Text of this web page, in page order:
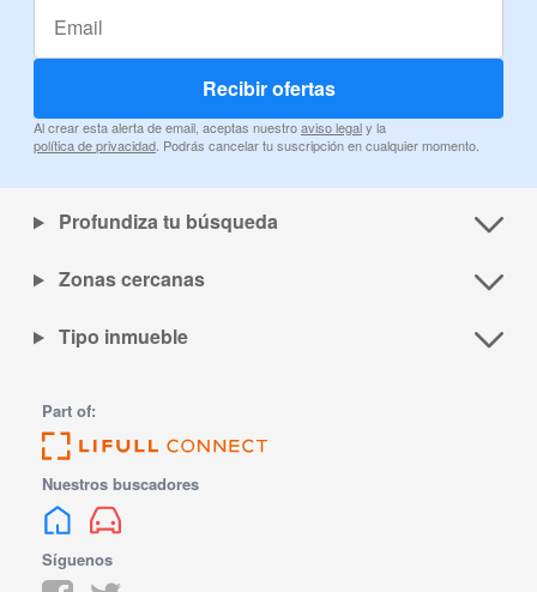
Recibir ofertas
Al crear esta alerta de email, aceptas nuestroaviso legaly la
política de privacidad. Podrás cancelar tu suscripción en cualquier momento.
Profundiza tu búsqueda
Zonas cercanas
Tipo inmueble
Part of:
Nuestros buscadores
Síguenos